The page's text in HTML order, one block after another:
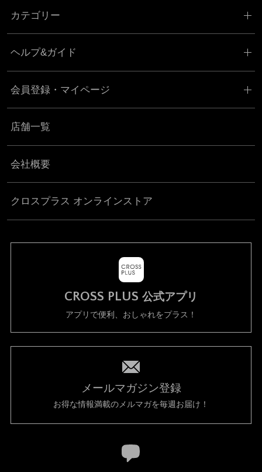
カテゴリー
ヘルプ&ガイド
会員登録・マイページ
店舗一覧
会社概要
クロスプラス オンラインストア
CROSS PLUS 公式アプリ
アプリで便利、おしゃれをプラス！
メールマガジン登録
お得な情報満載のメルマガを毎週お届け！